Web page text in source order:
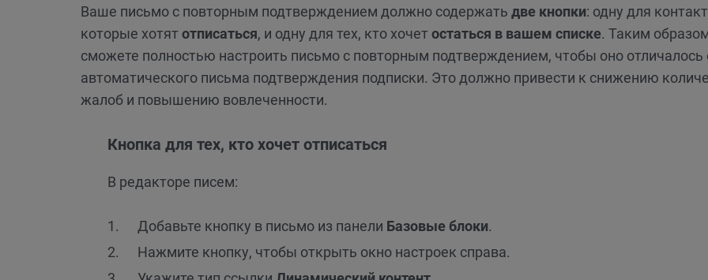
Ваше письмо с повторным подтверждением должно содержать две кнопки: одну для
которые хотятотписаться, и одну для тех, кто хочетостаться в вашем списке. Таким
сможете полностью настроить письмо с повторным подтверждением, чтобы оно отличалось
автоматического письма подтверждения подписки. Это должно привести к снижению
жалоб и повышению вовлеченности.
Кнопка для тех, кто хочет отписаться
В редакторе писем:
Добавьте кнопку в письмо из панели Базовые блоки.
Нажмите кнопку, чтобы открыть окно настроек справа.